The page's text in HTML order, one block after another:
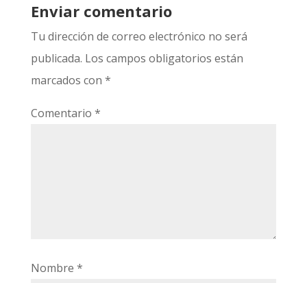
Enviar comentario
Tu dirección de correo electrónico no será
publicada. Los campos obligatorios están
marcados con *
Comentario *
Nombre *